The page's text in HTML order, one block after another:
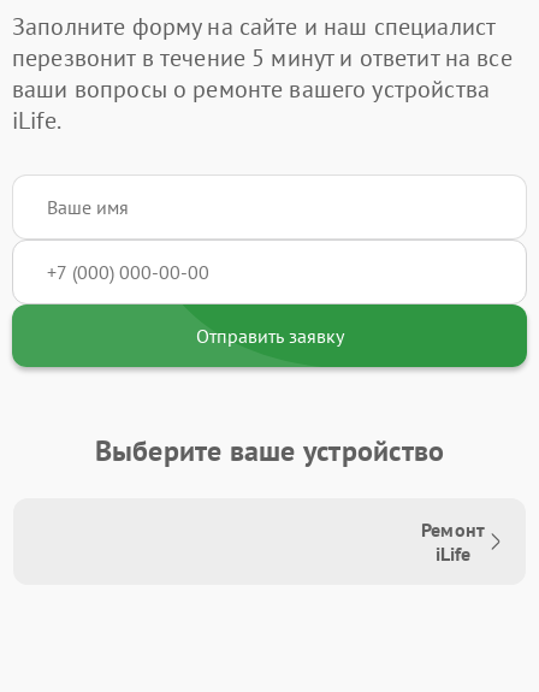
Заполните форму на сайте и наш специалист
перезвонит в течение 5 минут и ответит на все
ваши вопросы о ремонте вашего устройства
iLife.
Отправить заявку
Выберите ваше устройство
Ремонт
iLife